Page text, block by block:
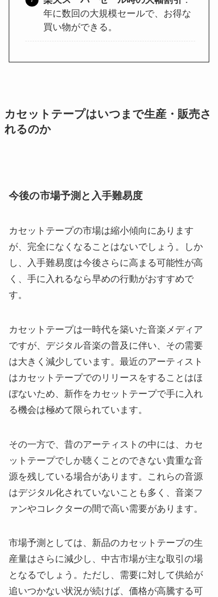
年に数回の大規模セールで、お得な
買い物ができる。
カセットテープはいつまで生産・販売さ
れるのか
今後の市場予測と入手難易度
カセットテープの市場は縮小傾向にあります
が、完全になくなることはないでしょう。しか
し、入手難易度は今後さらに高まる可能性が高
く、手に入れるなら早めの行動がおすすめで
す。
カセットテープは一時代を築いた音楽メディア
ですが、デジタル音楽の普及に伴い、その需要
は大きく減少しています。最近のアーティスト
はカセットテープでのリリースをすることはほ
ぼないため、新作をカセットテープで手に入れ
る機会は極めて限られています。
その一方で、昔のアーティストの中には、カセ
ットテープでしか聴くことのできない貴重な音
源を残している場合があります。これらの音源
はデジタル化されていないことも多く、音楽フ
ァンやコレクターの間で高い需要があります。
市場予測としては、新品のカセットテープの生
産量はさらに減少し、中古市場が主な取引の場
となるでしょう。ただし、需要に対して供給が
追いつかない状況が続けば、価格が高騰する可